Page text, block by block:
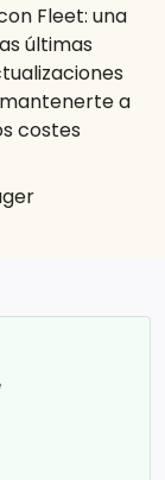
Fleet: una
últimas
a
costes